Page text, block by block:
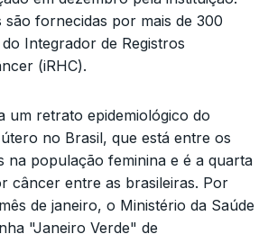
são fornecidas por mais de 300
Integrador de Registros
(iRHC).
um retrato epidemiológico do
no Brasil, que está entre os
na população feminina e é a quarta
câncer entre as brasileiras. Por
de janeiro, o Ministério da Saúde
"Janeiro Verde" de